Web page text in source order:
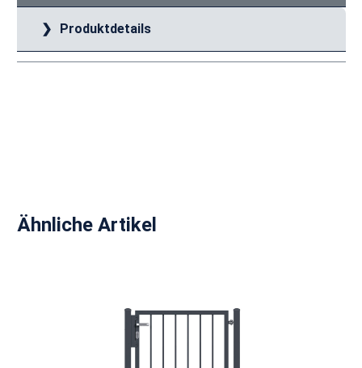
Produktdetails
Produktgalerie überspringen
Ähnliche Artikel